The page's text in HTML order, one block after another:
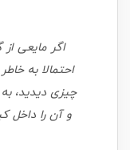
اگر مایعی
احتمالا به
چیزی دیدید،
و آن را داخل